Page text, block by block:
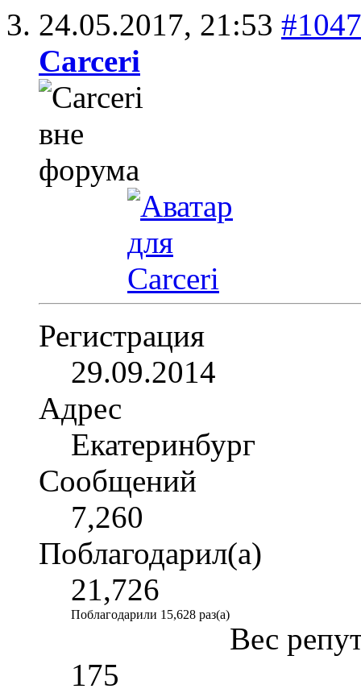
24.05.2017, 21:53
Carceri
Регистрация
29.09.2014
Адрес
Екатеринбург
Сообщений
7,260
Поблагодарил(а)
21,726
Поблагодарили 15,628 раз(а)
Вес
175